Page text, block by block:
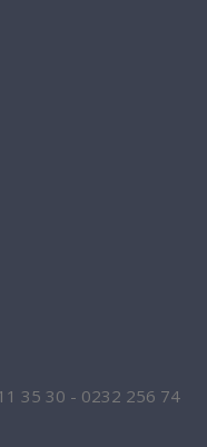
35 30 - 0232 256 74